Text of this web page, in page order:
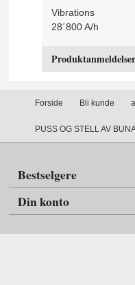
Vibrations
28´800 A/h
Forside Bli kunde
PUSS OG STELL AV
Bestselgere
Din konto